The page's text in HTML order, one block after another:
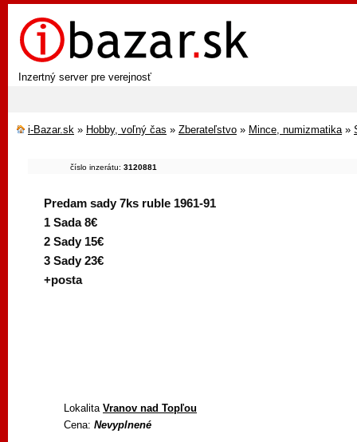
Inzertný server pre verejnosť
i-Bazar.sk » Hobby, voľný čas » Zberateľstvo » Mince, numizmatika»
číslo inzerátu: 3120881
Predam sady 7ks ruble 1961-91
1 Sada 8€
2 Sady 15€
3 Sady 23€
+posta
Lokalita Vranov nad Topľou
Cena: Nevyplnené